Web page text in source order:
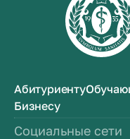
Абитуриенту
Бизнесу
Социальные сети